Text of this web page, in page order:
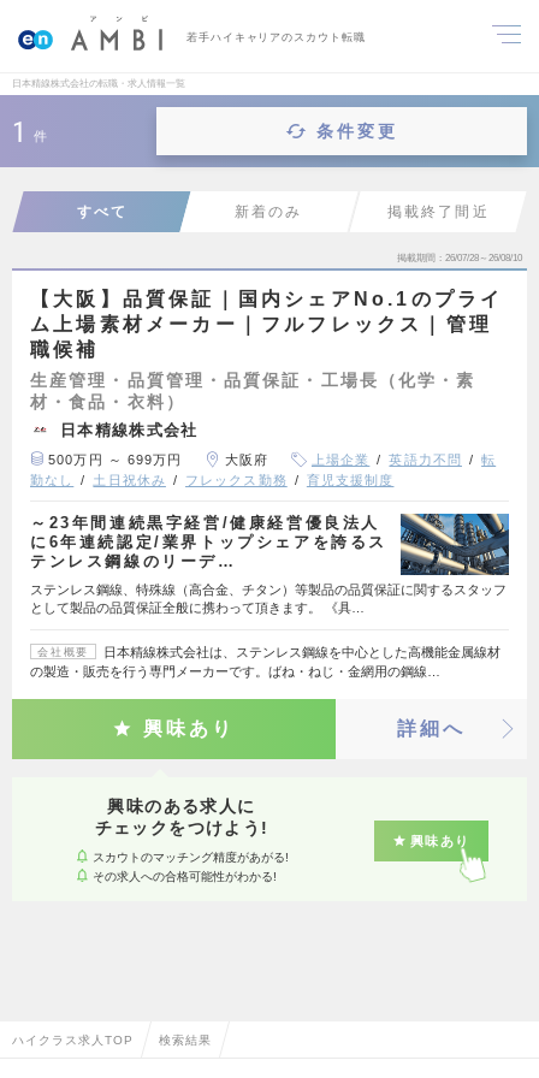
若手ハイキャリアのスカウト転職
日本精線株式会社の転職・求人情報一覧
1 件 条件変更
すべて 新着のみ 掲載終了間近
掲載期間 26/07/28～26/08/10
【大阪】品質保証｜国内シェアNo.1のプライ
ム上場素材メーカー｜フルフレックス｜管理
職候補
生産管理・品質管理・品質保証・工場長（化学・素
材・食品・衣料）
日本精線株式会社
500万円 ～ 699万円 大阪府 上場企業 英語力不問
転
勤なし
土日祝休み フレックス勤務 育児支援制度
～23年間連続黒字経営/健康経営優良法人
に6年連続認定/業界トップシェアを誇るス
テンレス鋼線のリーデ…
ステンレス鋼線、特殊線（高合金、チタン）等製品の品質保証に関するスタッフ
として製品の品質保証全般に携わって頂きます。 《具…
会社概要
日本精線株式会社は、ステンレス鋼線を中心とした高機能金属線材
の製造・販売を行う専門メーカーです。ばね・ねじ・金網用の鋼線…
興味あり 詳細へ
興味のある求人に
チェックをつけよう!
スカウトのマッチング精度があがる!
その求人への合格可能性がわかる!
興味あり
ハイクラス求人TOP 検索結果